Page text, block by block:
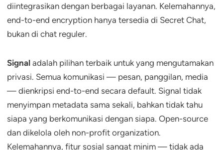
diintegrasikan dengan berbagai layanan. Kelemahannya,
end-to-end encryption hanya tersedia di Secret Chat,
bukan di chat reguler.
Signal adalah pilihan terbaik untuk yang mengutamakan
privasi. Semua komunikasi — pesan, panggilan, media
— dienkripsi end-to-end secara default. Signal tidak
menyimpan metadata sama sekali, bahkan tidak tahu
siapa yang berkomunikasi dengan siapa. Open-source
dan dikelola oleh non-profit organization.
Kelemahannya, fitur sosial sangat minim — tidak ada